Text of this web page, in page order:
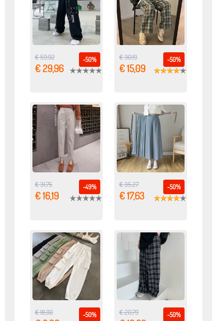
-50%
€ 59,92
€ 29,96
-50%
€ 30,19
€ 15,09
-49%
€ 31,75
€ 16,19
-50%
€ 35,27
€ 17,63
-50%
€ 18,00 -50%
€ 20,79